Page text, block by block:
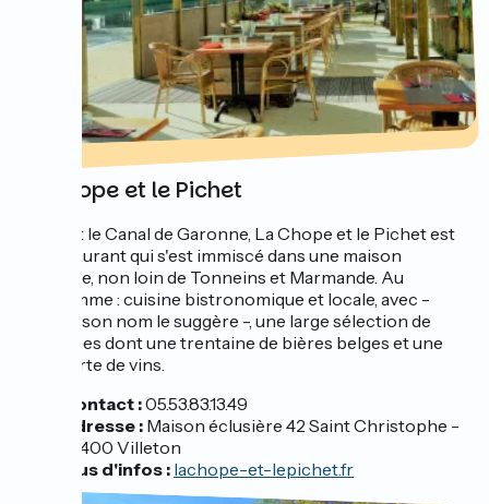
La Chope et le Pichet
Bordant le Canal de Garonne, La Chope et le Pichet est
un restaurant qui s'est immiscé dans une maison
éclusière, non loin de Tonneins et Marmande. Au
programme : cuisine bistronomique et locale, avec -
comme son nom le suggère -, une large sélection de
breuvages dont une trentaine de bières belges et une
belle carte de vins.
Contact :05.53.83.13.49
Adresse : Maison éclusière 42 Saint Christophe -
47400 Villeton
Plus d'infos : lachope-et-lepichet.fr